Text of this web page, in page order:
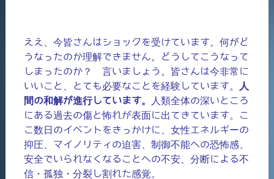
ええ、今皆さんはショックを受けています。何がど
うなったのか理解できません。どうしてこうなって
しまったのか？ 言いましょう。皆さんは今非常に
いいこと、とても必要なことを経験しています。
人
間の和解が進行しています。
人類全体の深いところ
にある過去の傷と怖れが表面に出てきています。こ
こ数日のイベントをきっかけに、女性エネルギーの
抑圧、マイノリティの迫害、制御不能への恐怖感、
安全でいられなくなることへの不安、分断による不
信・孤独・分裂し割れた感覚。